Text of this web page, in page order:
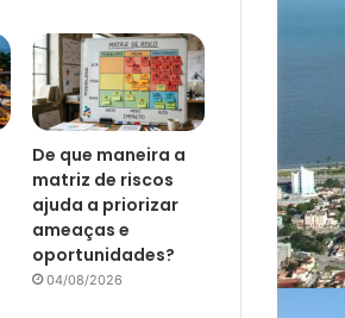
De que maneira a
matriz de riscos
ajuda a priorizar
ameaças e
oportunidades?
04/08/2026